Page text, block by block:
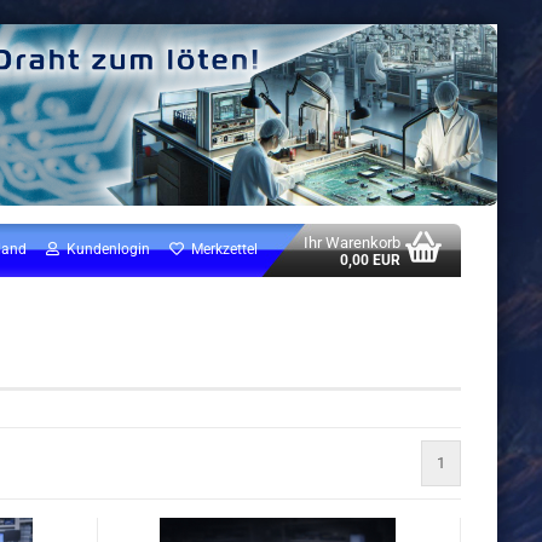
Ihr Warenkorb
0,00 EUR
Kundenlogin Merkzettel
1